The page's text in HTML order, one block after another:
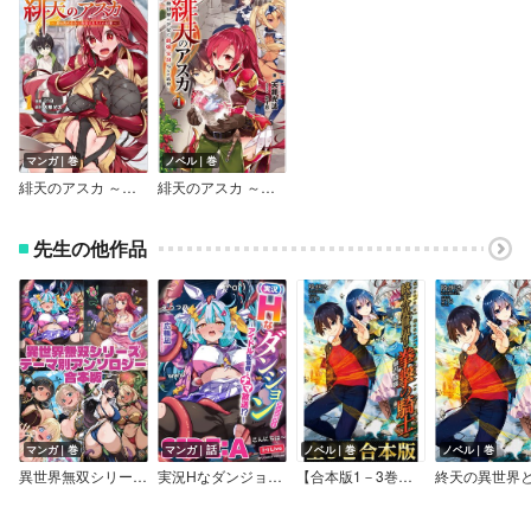
マンガ｜巻
緋天のアスカ ～異世界の少女に最強宝具与えた結果～
ノベル｜巻
緋天のアスカ ～異世界の少女に最強宝具与えた結果～
先生の他作品
マンガ｜巻
異世界無双シリーズテーマ別アンソロジー合本版
マンガ｜話
実況Hなダンジョンアンソロジー ～アイドル配信者とナマ放送！？～【分冊版】
ノベル｜巻
【合本版1－3巻】終天の異世界と拳撃の騎士
ノベル｜巻